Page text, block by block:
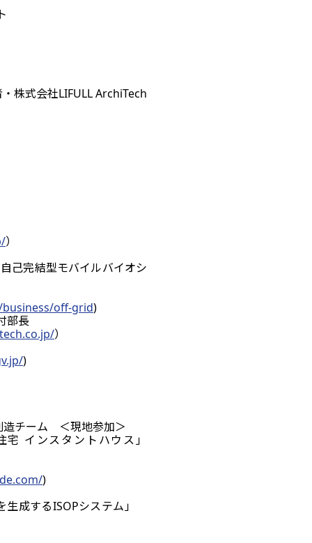
株式会社LIFULL ArchiTech
）
己完結型モバイルバイオシ
off-grid)
部長
）
)
造チーム ＜現地参加＞
インスタントハウス」
)
生成するISOPシステム」